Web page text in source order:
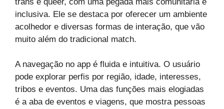
inclusiva. Ele se destaca por oferecer um ambiente
acolhedor e diversas formas de interação, que vão
muito além do tradicional match.
A navegação no app é fluida e intuitiva. O usuário
pode explorar perfis por região, idade, interesses,
tribos e eventos. Uma das funções mais elogiadas
é a aba de eventos e viagens, que mostra pessoas